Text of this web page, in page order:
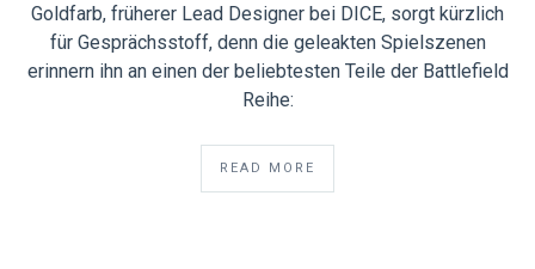
Goldfarb, früherer Lead Designer bei DICE, sorgt kürzlich
für Gesprächsstoff, denn die geleakten Spielszenen
erinnern ihn an einen der beliebtesten Teile der Battlefield
Reihe:
READ MORE